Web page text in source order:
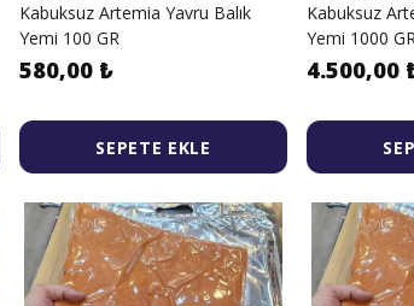
Kabuksuz Artemia Yavru Balık
Yemi 100 GR
580,00 ₺
SEPETE EKLE
Kabuksuz
Yemi 1000
4.500,00